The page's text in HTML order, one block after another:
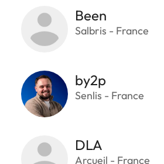
Been
Salbris - France
by2p
Senlis - France
DLA
Arcueil - France